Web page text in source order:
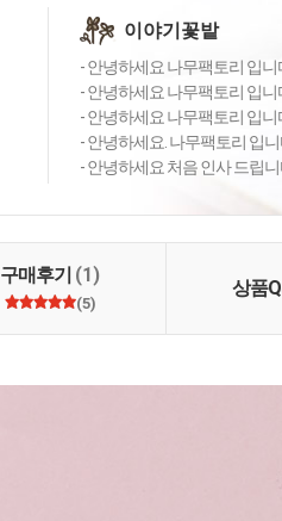
이야기꽃밭
- 안녕하세요 나무팩토리 입
- 안녕하세요 나무팩토리 입니
- 안녕하세요 나무팩토리 입니
- 안녕하세요. 나무팩토리 입니
- 안녕하세요 처음 인사 드립
구매후기 (1)
(5)
상품